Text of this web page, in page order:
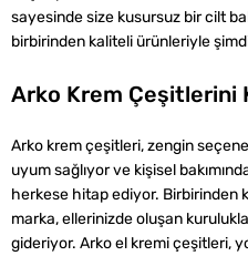
sayesinde size kusursuz bir cilt
birbirinden kaliteli ürünleriyle
Arko Krem Çeşitlerini
Arko krem çeşitleri, zengin
uyum sağlıyor ve kişisel
herkese hitap ediyor. Birbirinden
marka, ellerinizde oluşan
gideriyor. Arko el kremi çeşitleri,